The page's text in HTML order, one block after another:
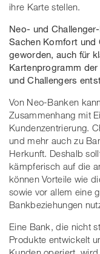
ihre Karte stellen.
Neo- und
Sachen Komfort und
geworden, auch für
Kartenprogramm
und Challengers
Von Neo-Banken
Zusammenhang mit
Kundenzentrierung.
und mehr auch zu
Herkunft. Deshalb
kämpferisch auf die
können Vorteile wie
sowie vor allem eine
Bankbeziehungen
Eine Bank, die nicht
Produkte entwickelt